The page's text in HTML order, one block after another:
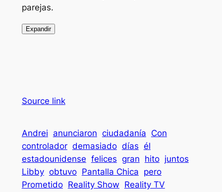
parejas.
Expandir
Source link
Andrei anunciaron ciudadanía Con
controlador demasiado días él
estadounidense felices gran hito juntos
Libby obtuvo Pantalla Chica pero
Prometido Reality Show Reality TV